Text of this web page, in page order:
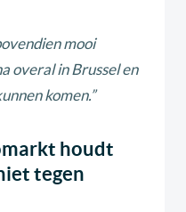
mooi
overal in Brussel en
komen.”
houdt
tegen